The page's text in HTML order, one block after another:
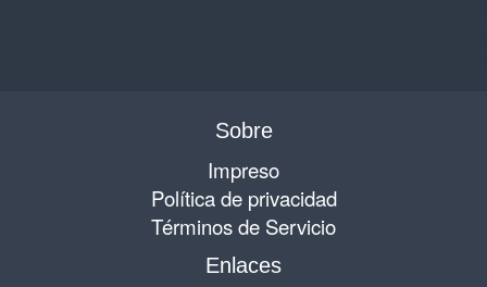
Sobre
Impreso
Política de privacidad
Términos de Servicio
Enlaces